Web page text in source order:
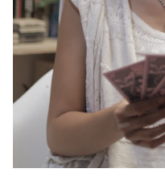
Search
for: